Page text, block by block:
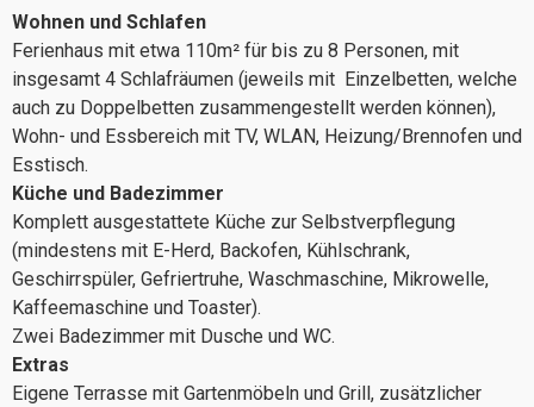
Wohnen und Schlafen
Ferienhaus mit etwa 110m² für bis zu 8 Personen, mit
insgesamt 4 Schlafräumen (jeweils mit Einzelbetten, welche
auch zu Doppelbetten zusammengestellt werden können),
Wohn- und Essbereich mit TV, WLAN, Heizung/Brennofen und
Esstisch.
Küche und Badezimmer
Komplett ausgestattete Küche zur Selbstverpflegung
(mindestens mit E-Herd, Backofen, Kühlschrank,
Geschirrspüler, Gefriertruhe, Waschmaschine, Mikrowelle,
Kaffeemaschine und Toaster).
Zwei Badezimmer mit Dusche und WC.
Extras
Eigene Terrasse mit Gartenmöbeln und Grill, zusätzlicher